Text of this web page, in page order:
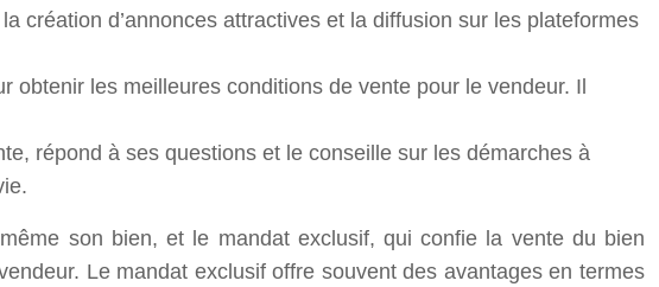
création d’annonces attractives et la diffusion sur les plateformes
obtenir les meilleures conditions de vente pour le vendeur. Il
répond à ses questions et le conseille sur les démarches à
son bien, et le mandat exclusif, qui confie la vente du bien
Le mandat exclusif offre souvent des avantages en termes